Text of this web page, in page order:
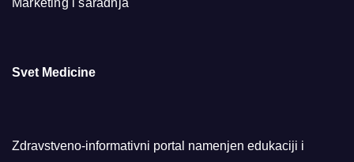
Svet Medicine
Zdravstveno-informativni portal namenjen edukaciji i